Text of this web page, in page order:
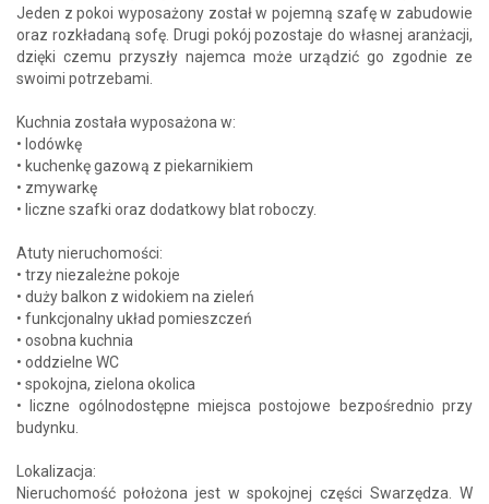
Jeden z pokoi wyposażony został w pojemną szafę w zabudowie
oraz rozkładaną sofę. Drugi pokój pozostaje do własnej aranżacji,
dzięki czemu przyszły najemca może urządzić go zgodnie ze
swoimi potrzebami.
Kuchnia została wyposażona w:
• lodówkę
• kuchenkę gazową z piekarnikiem
• zmywarkę
• liczne szafki oraz dodatkowy blat roboczy.
Atuty nieruchomości:
• trzy niezależne pokoje
• duży balkon z widokiem na zieleń
• funkcjonalny układ pomieszczeń
• osobna kuchnia
• oddzielne WC
• spokojna, zielona okolica
• liczne ogólnodostępne miejsca postojowe bezpośrednio przy
budynku.
Lokalizacja:
Nieruchomość położona jest w spokojnej części Swarzędza. W